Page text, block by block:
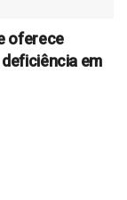
oferece
em